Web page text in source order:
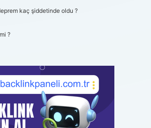
kaç şiddetinde oldu ?
?